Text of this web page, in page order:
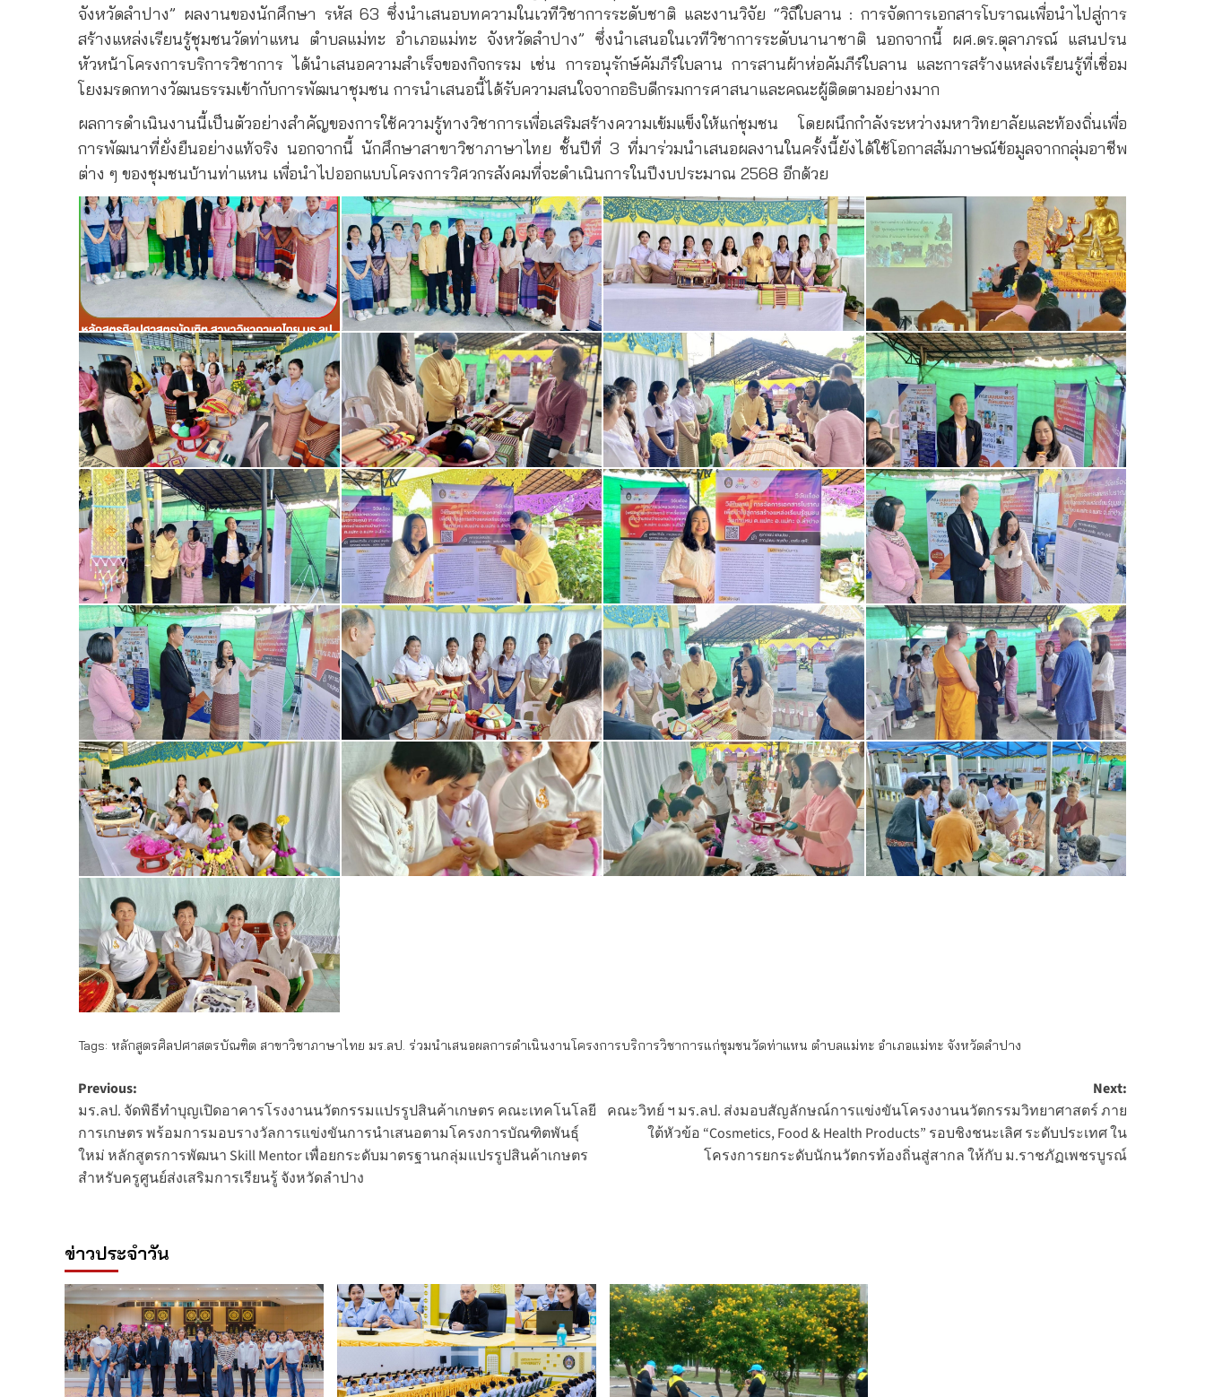
จังหวัดลำปาง” ผลงานของนักศึกษา รหัส 63 ซึ่งนำเสนอบทความในเวทีวิชาการระดับชาติ และงานวิจัย “วิถีใบลาน : การจัดการเอกสารโบราณเพื่อนำไปสู่การ
สร้างแหล่งเรียนรู้ชุมชนวัดท่าแหน ตำบลแม่ทะ อำเภอแม่ทะ จังหวัดลำปาง” ซึ่งนำเสนอในเวทีวิชาการระดับนานาชาติ นอกจากนี้ ผศ.ดร.ตุลาภรณ์ แสนปรน
หัวหน้าโครงการบริการวิชาการ ได้นำเสนอความสำเร็จของกิจกรรม เช่น การอนุรักษ์คัมภีร์ใบลาน การสานผ้าห่อคัมภีร์ใบลาน และการสร้างแหล่งเรียนรู้ที่เชื่อม
โยงมรดกทางวัฒนธรรมเข้ากับการพัฒนาชุมชน การนำเสนอนี้ได้รับความสนใจจากอธิบดีกรมการศาสนาและคณะผู้ติดตามอย่างมาก
ผลการดำเนินงานนี้เป็นตัวอย่างสำคัญของการใช้ความรู้ทางวิชาการเพื่อเสริมสร้างความเข้มแข็งให้แก่ชุมชน โดยผนึกกำลังระหว่างมหาวิทยาลัยและท้องถิ่นเพื่อ
การพัฒนาที่ยั่งยืนอย่างแท้จริง นอกจากนี้ นักศึกษาสาขาวิชาภาษาไทย ชั้นปีที่ 3 ที่มาร่วมนำเสนอผลงานในครั้งนี้ยังได้ใช้โอกาสสัมภาษณ์ข้อมูลจากกลุ่มอาชีพ
ต่าง ๆ ของชุมชนบ้านท่าแหน เพื่อนำไปออกแบบโครงการวิศวกรสังคมที่จะดำเนินการในปีงบประมาณ 2568 อีกด้วย
Tags: หลักสูตรศิลปศาสตรบัณฑิต สาขาวิชาภาษาไทย มร.ลป. ร่วมนำเสนอผลการดำเนินงานโครงการบริการวิชาการแก่ชุมชนวัดท่าแหน ตำบลแม่ทะ อำเภอแม่ทะ จังหวัดลำปาง
Post
navigation
Previous:
มร.ลป. จัดพิธีทำบุญเปิดอาคารโรงงานนวัตกรรมแปรรูปสินค้าเกษตร คณะเทคโนโลยี
การเกษตร พร้อมการมอบรางวัลการแข่งขันการนำเสนอตามโครงการบัณฑิตพันธุ์
ใหม่ หลักสูตรการพัฒนา Skill Mentor เพื่อยกระดับมาตรฐานกลุ่มแปรรูปสินค้าเกษตร
สำหรับครูศูนย์ส่งเสริมการเรียนรู้ จังหวัดลำปาง
Next:
คณะวิทย์ ฯ มร.ลป. ส่งมอบสัญลักษณ์การแข่งขันโครงงานนวัตกรรมวิทยาศาสตร์ ภาย
ใต้หัวข้อ “Cosmetics, Food & Health Products” รอบชิงชนะเลิศ ระดับประเทศ ใน
โครงการยกระดับนักนวัตกรท้องถิ่นสู่สากล ให้กับ ม.ราชภัฏเพชรบูรณ์
ข่าวประจำวัน